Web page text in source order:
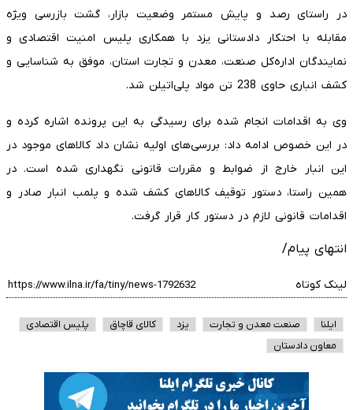
در راستای رصد و پایش مستمر وضعیت بازار، گشت بازرسی ویژه
مقابله با احتکار دادستانی یزد با همکاری پلیس امنیت اقتصادی و
نمایندگان اداره‌کل صنعت، معدن و تجارت استان، موفق به شناسایی و
کشف انباری حاوی 238 تن مواد پلی‌اتیلن شد.
وی به اقدامات انجام شده برای رسیدگی به این پرونده اشاره کرده و
در این خصوص ادامه داد: بررسی‌های اولیه نشان داد کالاهای موجود در
این انبار خارج از ضوابط و مقررات قانونی نگهداری شده است. در
همین راستا، دستور توقیف کالاهای کشف شده و پلمب انبار صادر و
اقدامات قانونی لازم در دستور کار قرار گرفت.
انتهای پیام/
لینک کوتاه
ایلنا صنعت معدن و تجارت یزد کالای قاچاق
پلیس اقتصادی
معاون دادستان